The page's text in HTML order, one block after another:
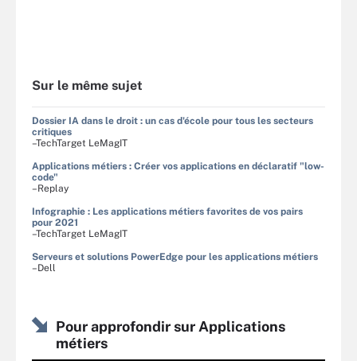
Sur le même sujet
Dossier IA dans le droit : un cas d'école pour tous les secteurs
critiques
–TechTarget LeMagIT
Applications métiers : Créer vos applications en déclaratif "low-
code"
–Replay
Infographie : Les applications métiers favorites de vos pairs
pour 2021
–TechTarget LeMagIT
Serveurs et solutions PowerEdge pour les applications métiers
–Dell
Pour approfondir sur Applications
métiers